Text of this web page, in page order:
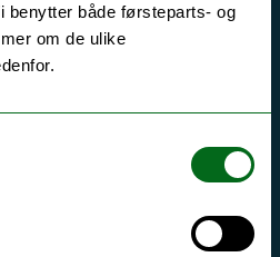
benytter både førsteparts- og
om de ulike
og personvern